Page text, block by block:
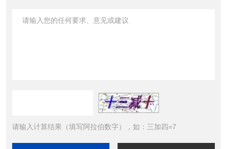
请输入计算结果（填写阿拉伯数字），如：三加四=7